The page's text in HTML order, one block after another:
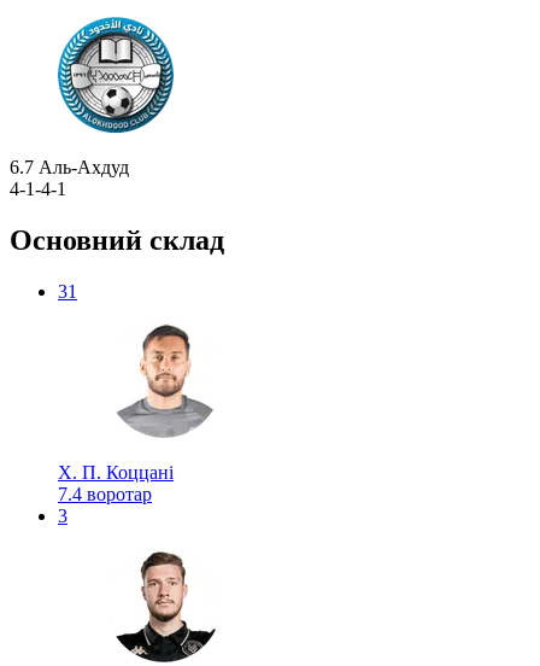
6.7 Аль-Ахдуд
4-1-4-1
Основний склад
31
Х. П. Коццані
7.4 воротар
3